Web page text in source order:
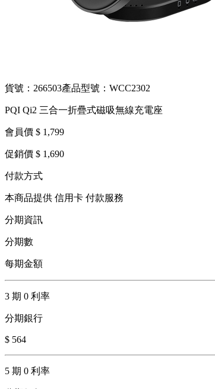
貨號：266503產品型號：WCC2302
PQI Qi2 三合一折疊式磁吸無線充電座
會員價 $ 1,799
促銷價 $ 1,690
付款方式
本商品提供 信用卡 付款服務
分期資訊
分期數
每期金額
3 期 0 利率
分期銀行
$ 564
5 期 0 利率